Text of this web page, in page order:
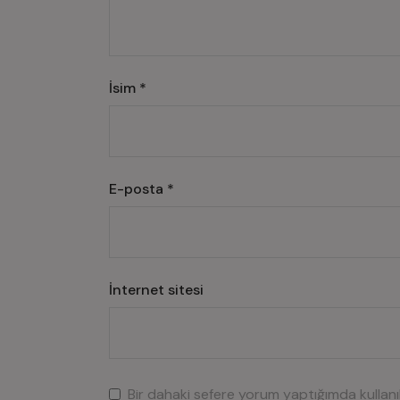
İsim *
E-posta *
İnternet sitesi
Bir dahaki sefere yorum yaptığımda